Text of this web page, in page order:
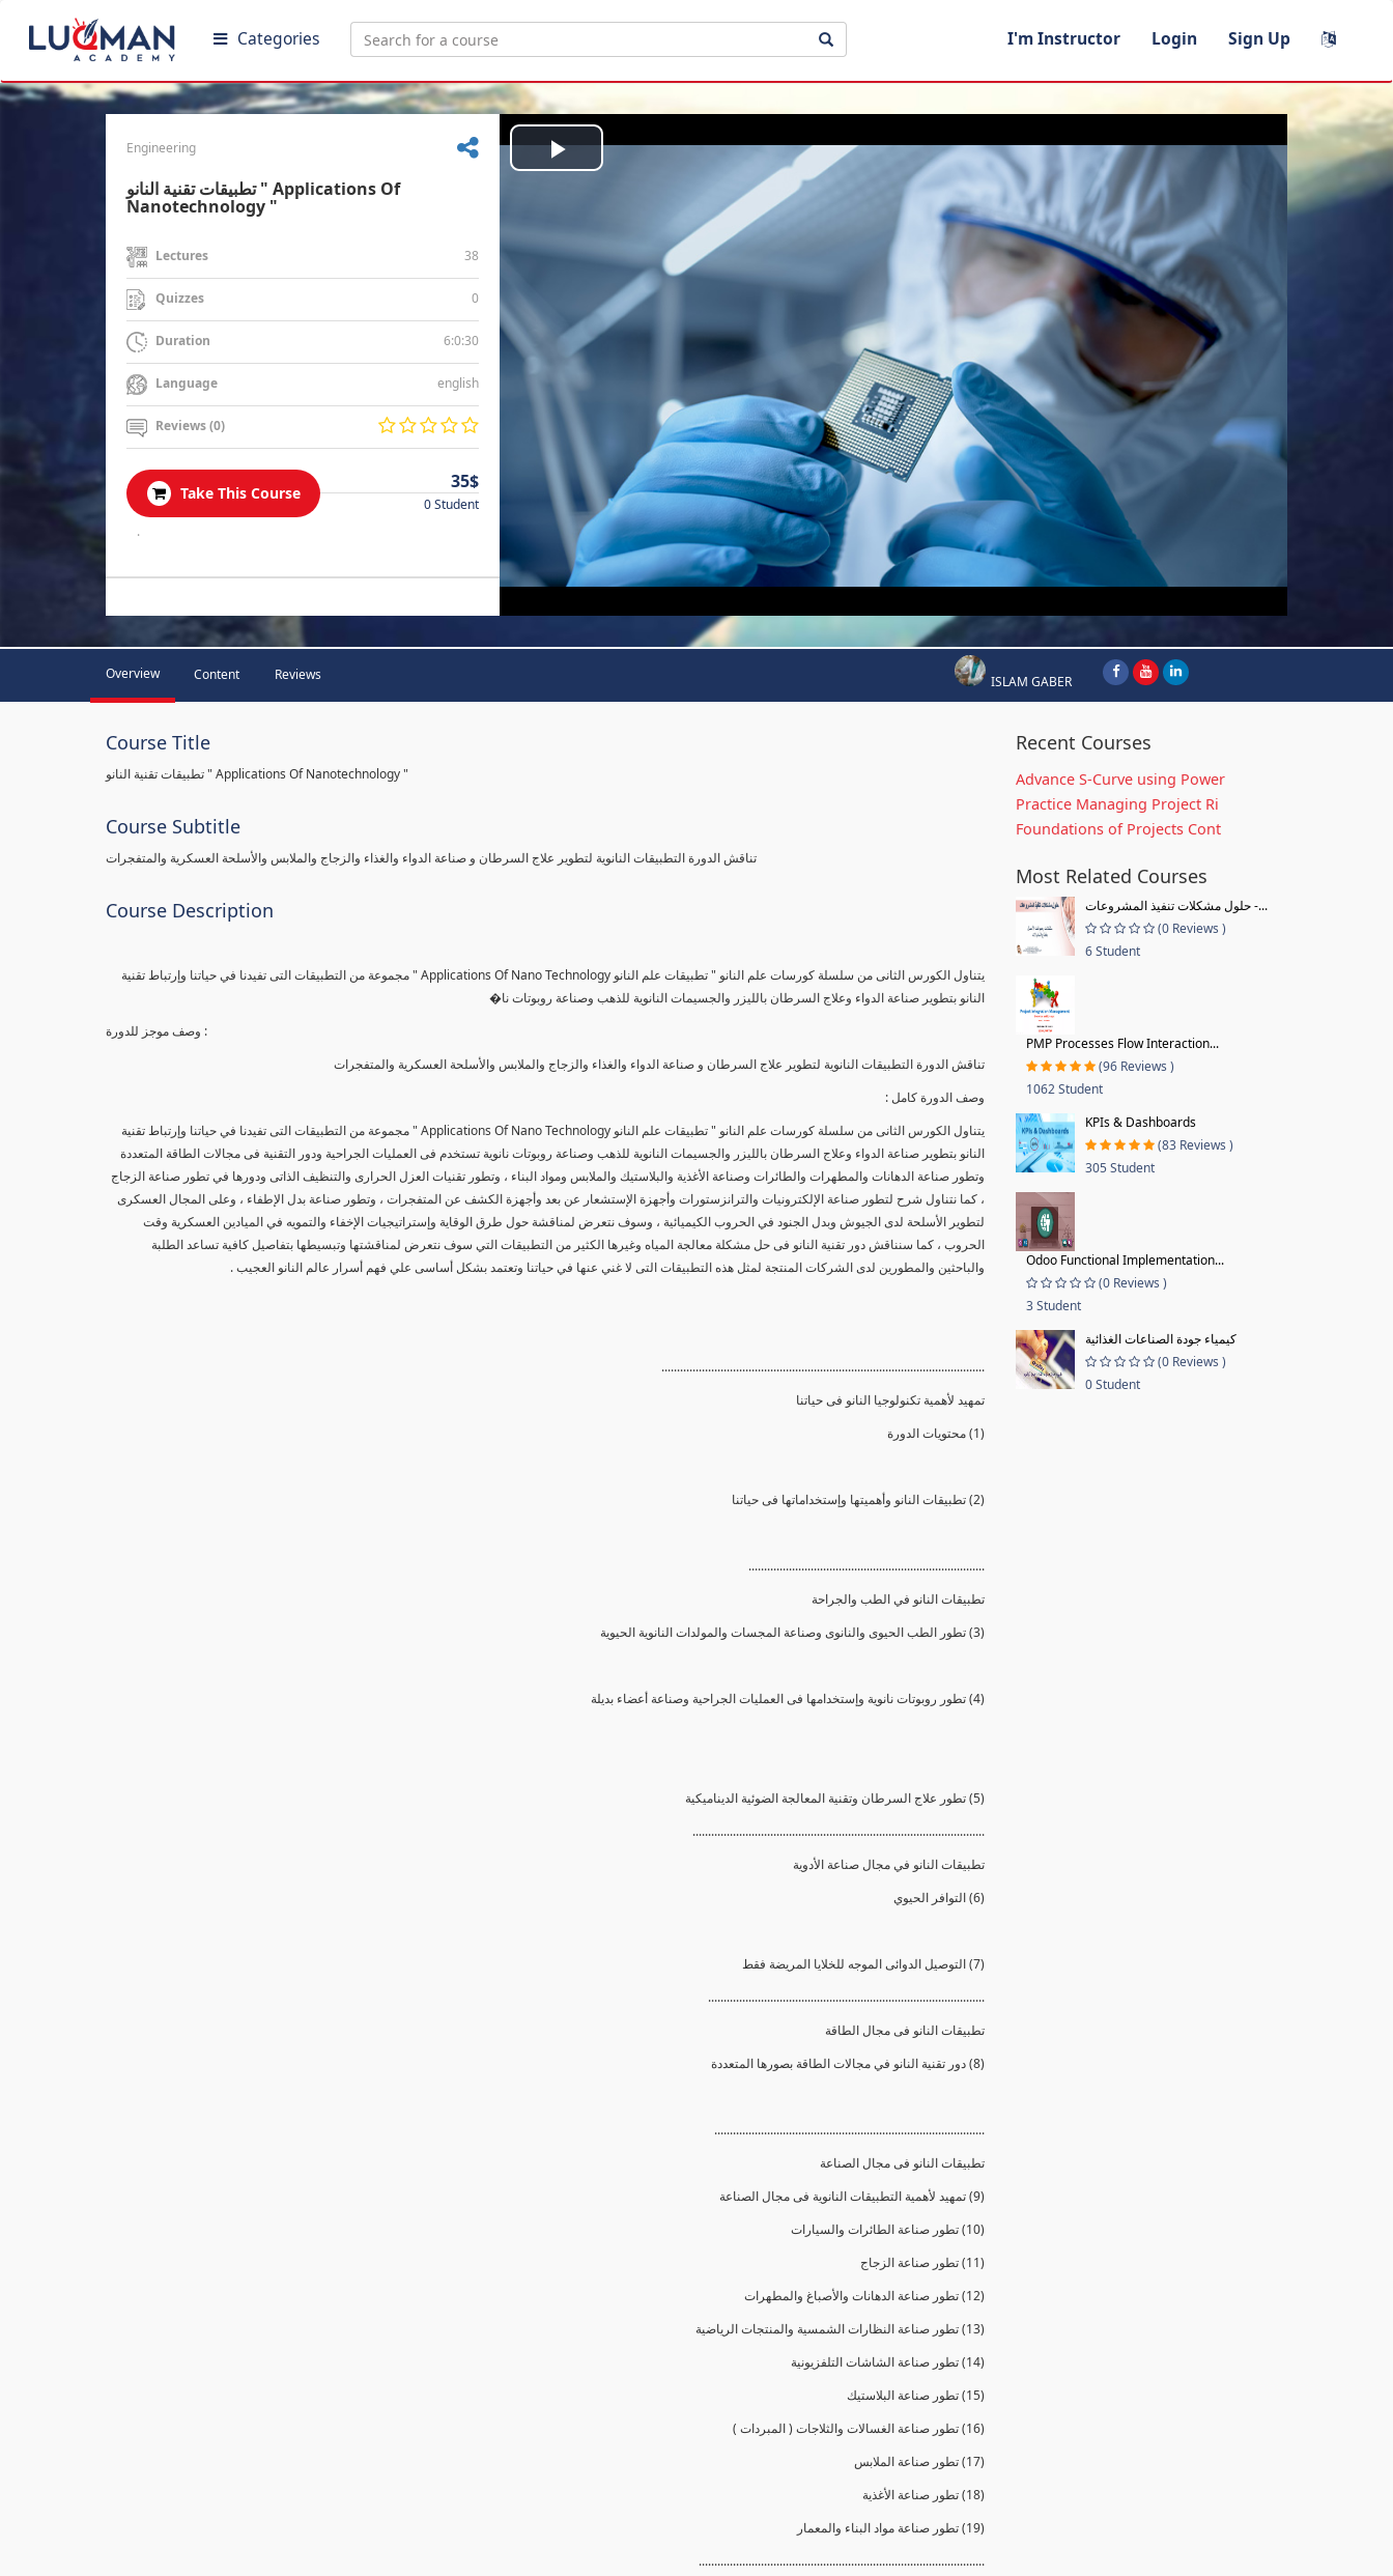
Categories I'm Instructor Login Sign Up
Engineering
تطبيقات تقنية النانو " Applications Of
Nanotechnology "
Lectures 38
Quizzes 0
Duration 6:0:30
Language english
Reviews (0)
Take This Course
35$
0 Student
.
Play
Overview Content Reviews ISLAM GABER
Course Title
تطبيقات تقنية النانو " Applications Of Nanotechnology "
Course Subtitle
تناقش الدورة التطبيقات النانوية لتطوير علاج السرطان و صناعة الدواء والغذاء والزجاج والملابس والأسلحة العسكرية والمتفجرات
Course Description
يتناول الكورس الثانى من سلسلة كورسات علم النانو " تطبيقات علم النانو Applications Of Nano Technology " مجموعة من التطبيقات التى تفيدنا في حياتنا وإرتباط تقنية
النانو بتطوير صناعة الدواء وعلاج السرطان بالليزر والجسيمات النانوية للذهب وصناعة روبوتات نا�
وصف موجز للدورة :
تناقش الدورة التطبيقات النانوية لتطوير علاج السرطان و صناعة الدواء والغذاء والزجاج والملابس والأسلحة العسكرية والمتفجرات
وصف الدورة كامل :
يتناول الكورس الثانى من سلسلة كورسات علم النانو " تطبيقات علم النانو Applications Of Nano Technology " مجموعة من التطبيقات التى تفيدنا في حياتنا وإرتباط تقنية
النانو بتطوير صناعة الدواء وعلاج السرطان بالليزر والجسيمات النانوية للذهب وصناعة روبوتات نانوية تستخدم فى العمليات الجراحية ودور التقنية فى مجالات الطاقة المتعددة
وتطور صناعة الدهانات والمطهرات والطائرات وصناعة الأغذية والبلاستيك والملابس ومواد البناء ، وتطور تقنيات العزل الحرارى والتنظيف الذاتى ودورها في تطور صناعة الزجاج
، كما نتناول شرح لتطور صناعة الإلكترونيات والترانزستورات وأجهزة الإستشعار عن بعد وأجهزة الكشف عن المتفجرات ، وتطور صناعة بدل الإطفاء ، وعلى المجال العسكرى
لتطوير الأسلحة لدى الجيوش وبدل الجنود في الحروب الكيميائية ، وسوف نتعرض لمناقشة حول طرق الوقاية وإستراتيجيات الإخفاء والتمويه في الميادين العسكرية وقت
الحروب ، كما سنناقش دور تقنية النانو فى حل مشكلة معالجة المياه وغيرها الكثير من التطبيقات التي سوف نتعرض لمناقشتها وتبسيطها بتفاصيل كافية تساعد الطلبة
والباحثين والمطورين لدى الشركات المنتجة لمثل هذه التطبيقات التى لا غني عنها في حياتنا وتعتمد بشكل أساسى علي فهم أسرار عالم النانو العجيب .
........................................................................................................
تمهيد لأهمية تكنولوجيا النانو فى حياتنا
(1) محتويات الدورة
(2) تطبيقات النانو وأهميتها وإستخداماتها فى حياتنا
............................................................................
تطبيقات النانو في الطب والجراحة
(3) تطور الطب الحيوى والنانوى وصناعة المجسات والمولدات النانوية الحيوية
(4) تطور روبوتات نانوية وإستخدامها فى العمليات الجراحية وصناعة أعضاء بديلة
(5) تطور علاج السرطان وتقنية المعالجة الضوئية الديناميكية
..............................................................................................
تطبيقات النانو في مجال صناعة الأدوية
(6) التوافر الحيوي
(7) التوصيل الدوائى الموجه للخلايا المريضة فقط
.........................................................................................
تطبيقات النانو فى مجال الطاقة
(8) دور تقنية النانو في مجالات الطاقة بصورها المتعددة
.......................................................................................
تطبيقات النانو فى مجال الصناعة
(9) تمهيد لأهمية التطبيقات النانوية فى مجال الصناعة
(10) تطور صناعة الطائرات والسيارات
(11) تطور صناعة الزجاج
(12) تطور صناعة الدهانات والأصباغ والمطهرات
(13) تطور صناعة النظارات الشمسية والمنتجات الرياضية
(14) تطور صناعة الشاشات التلفزيونية
(15) تطور صناعة البلاستيك
(16) تطور صناعة الغسالات والثلاجات ( المبردات )
(17) تطور صناعة الملابس
(18) تطور صناعة الأغذية
(19) تطور صناعة مواد البناء والمعمار
............................................................................................
Recent Courses
Advance S-Curve using Power
Practice Managing Project Ri
Foundations of Projects Cont
Most Related Courses
حلول مشكلات تنفيذ المشروعات -...
(0 Reviews )
6 Student
PMP Processes Flow Interaction...
(96 Reviews )
1062 Student
KPIs & Dashboards
(83 Reviews )
305 Student
Odoo Functional Implementation...
(0 Reviews )
3 Student
كيمياء جودة الصناعات الغذائية
(0 Reviews )
0 Student